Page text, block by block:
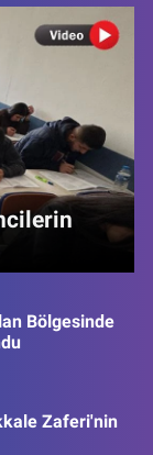
Bölgesinde
Zaferi'nin